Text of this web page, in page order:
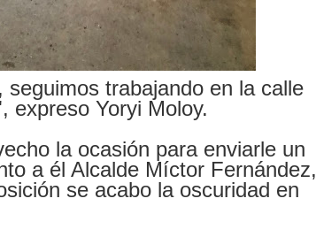
trabajando en la calle
expreso Yoryi Moloy.
la ocasión para enviarle un
a él Alcalde Míctor Fernández,
se acabo la oscuridad en